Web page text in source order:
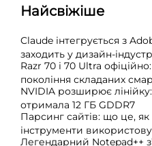
Найсвіжіше
Claude інтегрується з
заходить у дизайн-
Razr 70 і 70 Ultra
покоління складаних
NVIDIA розширює
отримала 12 ГБ GDDR7
Парсинг сайтів: що це, як
інструменти
Легендарний Notepad++